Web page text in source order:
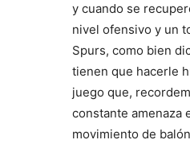
y cuando se
nivel ofensivo y un
Spurs, como bien
tienen que hacerle
juego que,
constante amenaza
movimiento de